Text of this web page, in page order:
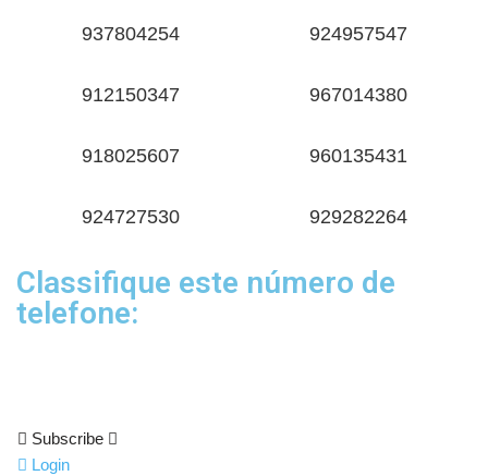
937804254 924957547
912150347 967014380
918025607 960135431
924727530 929282264
Classifique este número de
telefone:
Subscribe
Login